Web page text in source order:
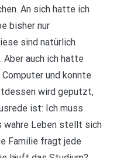
An sich hatte ich
bisher nur
sind natürlich
auch ich hatte
und konnte
wird geputzt,
ist: Ich muss
wahre Leben stellt sich
Familie fragt jede